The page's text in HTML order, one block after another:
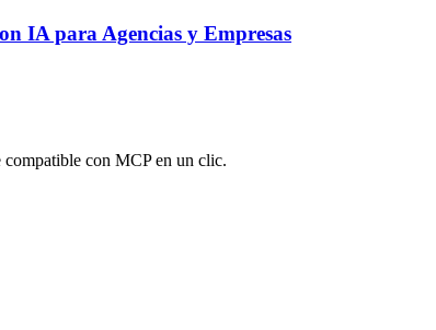
IA para Agencias y Empresas
con MCP en un clic.